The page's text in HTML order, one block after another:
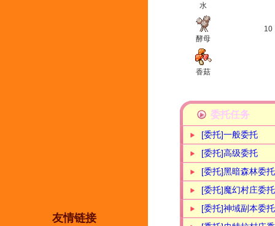
友情链接
水
10
酵母
香菇
委托任务
[委托]一般委托
[委托]高级委托
[委托]黑暗森林委托
[委托]魔幻村庄委托
[委托]神域副本委托